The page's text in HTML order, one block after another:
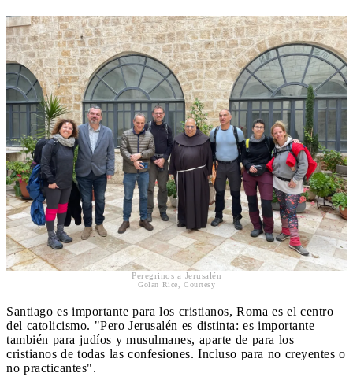
Peregrinos a Jerusalén
Golan Rice, Courtesy
Santiago es importante para los cristianos, Roma es el centro
del catolicismo. "Pero Jerusalén es distinta: es importante
también para judíos y musulmanes, aparte de para los
cristianos de todas las confesiones. Incluso para no creyentes o
no practicantes".